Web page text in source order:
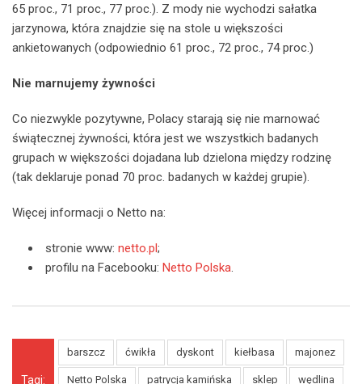
65 proc., 71 proc., 77 proc.). Z mody nie wychodzi sałatka
jarzynowa, która znajdzie się na stole u większości
ankietowanych (odpowiednio 61 proc., 72 proc., 74 proc.)
Nie marnujemy żywności
Co niezwykle pozytywne, Polacy starają się nie marnować
świątecznej żywności, która jest we wszystkich badanych
grupach w większości dojadana lub dzielona między rodzinę
(tak deklaruje ponad 70 proc. badanych w każdej grupie).
Więcej informacji o Netto na:
stronie www: netto.pl;
profilu na Facebooku: Netto Polska.
Tagi:
barszcz ćwikła dyskont kiełbasa majonez
Netto Polska patrycja kamińska sklep wędlina